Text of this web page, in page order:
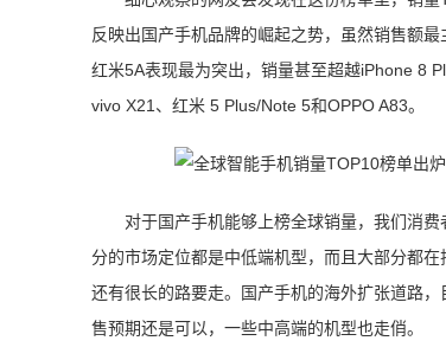
反映出国产手机品牌的崛起之势，虽然销售额
红米5A表现最为突出，销量甚至超越iPhone 8
vivo X21、红米 5 Plus/Note 5和OPPO A83。
对于国产手机能够上榜全球销量，我们消
分的市场定位都是中低端机型，而且大部分都
还有很长的路要走。国产手机的海外扩张道路
售预期还是可以，一些中高端的机型也走俏。